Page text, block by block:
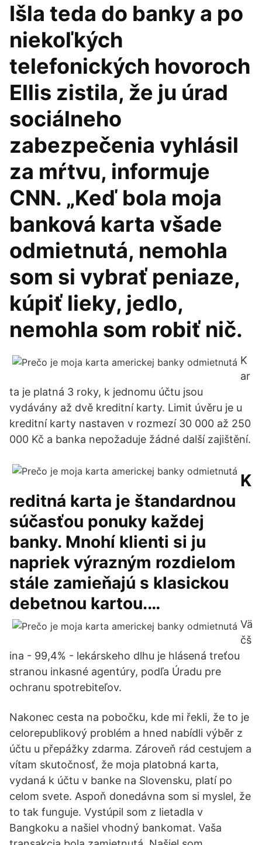
Išla teda do banky a po
niekoľkých
telefonických hovoroch
Ellis zistila, že ju úrad
sociálneho
zabezpečenia vyhlásil
za mŕtvu, informuje
CNN. „Keď bola moja
banková karta všade
odmietnutá, nemohla
som si vybrať peniaze,
kúpiť lieky, jedlo,
nemohla som robiť nič.
K
ar
ta je platná 3 roky, k jednomu účtu jsou
vydávány až dvě kreditní karty. Limit úvěru je u
kreditní karty nastaven v rozmezí 30 000 až 250
000 Kč a banka nepožaduje žádné další zajištění.
K
reditná karta je štandardnou
súčasťou ponuky každej
banky. Mnohí klienti si ju
napriek výrazným rozdielom
stále zamieňajú s klasickou
debetnou kartou.…
Vä
čš
ina - 99,4% - lekárskeho dlhu je hlásená treťou
stranou inkasné agentúry, podľa Úradu pre
ochranu spotrebiteľov.
Nakonec cesta na pobočku, kde mi řekli, že to je
celorepublikový problém a hned nabídli výběr z
účtu u přepážky zdarma. Zároveň rád cestujem a
vítam skutočnosť, že moja platobná karta,
vydaná k účtu v banke na Slovensku, platí po
celom svete. Aspoň donedávna som si myslel, že
to tak funguje. Vystúpil som z lietadla v
Bangkoku a našiel vhodný bankomat. Vaša